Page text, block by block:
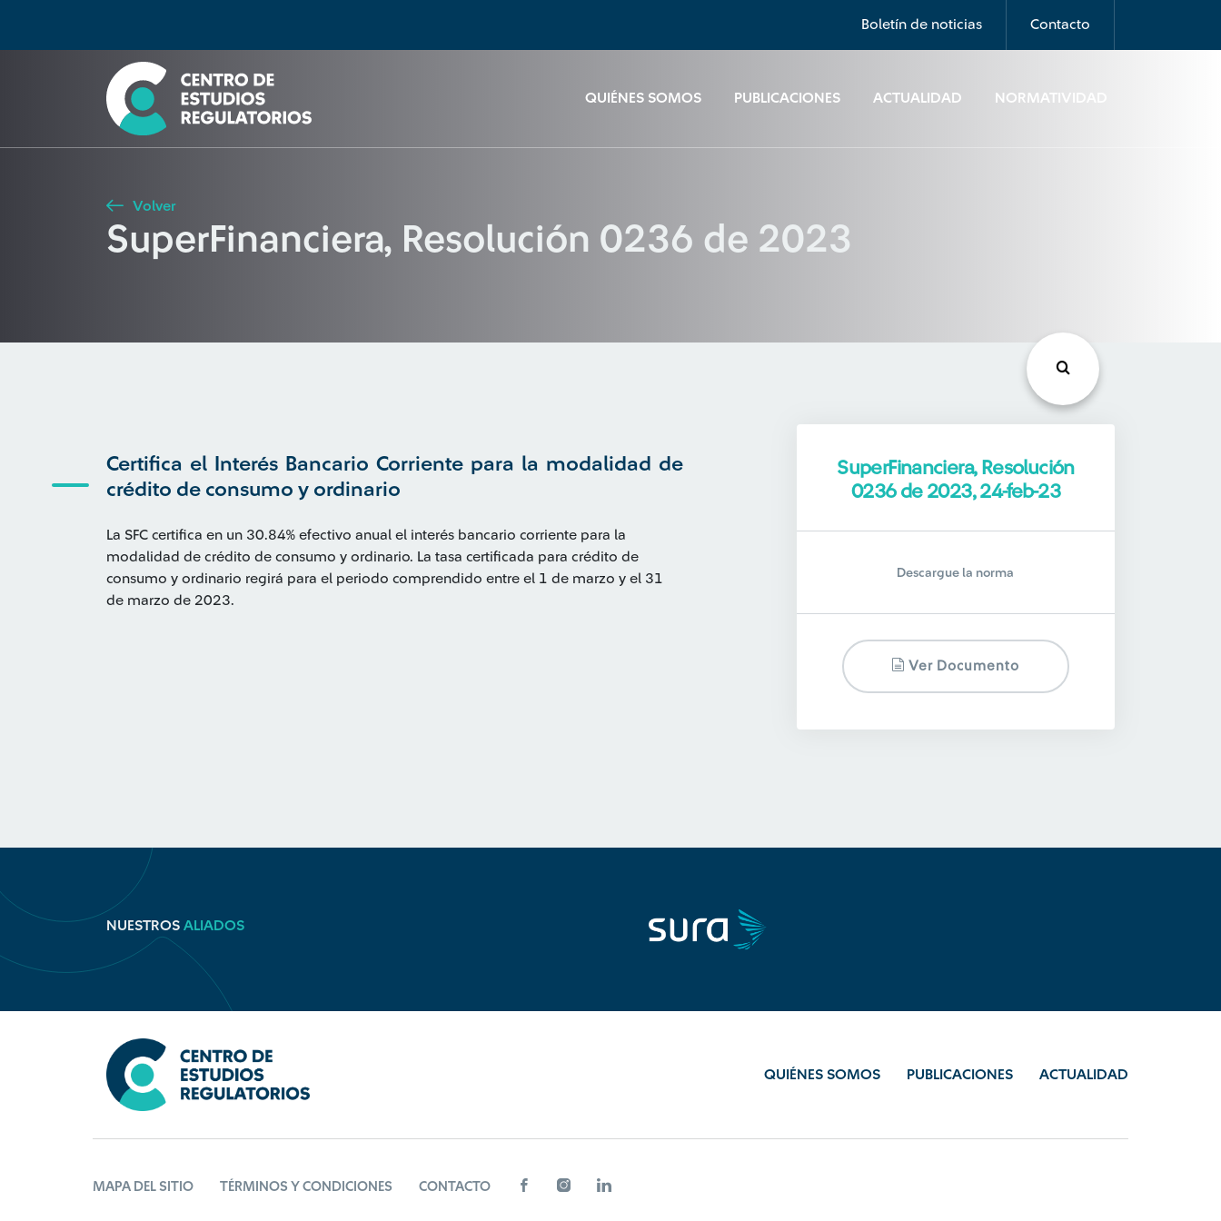
Boletín de noticias Contacto
QUIÉNES SOMOS PUBLICACIONES ACTUALIDAD NORMATIVIDAD
Seleccione país
Buscar
Volver
SuperFinanciera, Resolución 0236 de 2023
Certifica el Interés Bancario Corriente para la modalidad de
crédito de consumo y ordinario
La SFC certifica en un 30.84% efectivo anual el interés bancario corriente para la
modalidad de crédito de consumo y ordinario. La tasa certificada para crédito de
consumo y ordinario regirá para el periodo comprendido entre el 1 de marzo y el 31
de marzo de 2023.
SuperFinanciera, Resolución
0236 de 2023, 24-feb-23
Descargue la norma
Ver Documento
NUESTROS ALIADOS
QUIÉNES SOMOS PUBLICACIONES ACTUALIDAD
MAPA DEL SITIO TÉRMINOS Y CONDICIONES CONTACTO